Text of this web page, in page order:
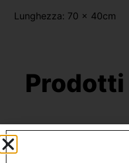
Lunghezza: 70 x 40cm